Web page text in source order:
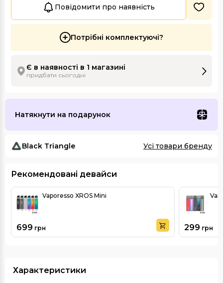
Повідомити про наявність
Потрібні комплектуючі?
Є в наявності в 1 магазині
придбати сьогодні
Натякнути на подарунок
Black Triangle Усі товари бренду
Рекомендовані девайси
Vaporesso XROS Mini
699 грн 299 грн
Характеристики